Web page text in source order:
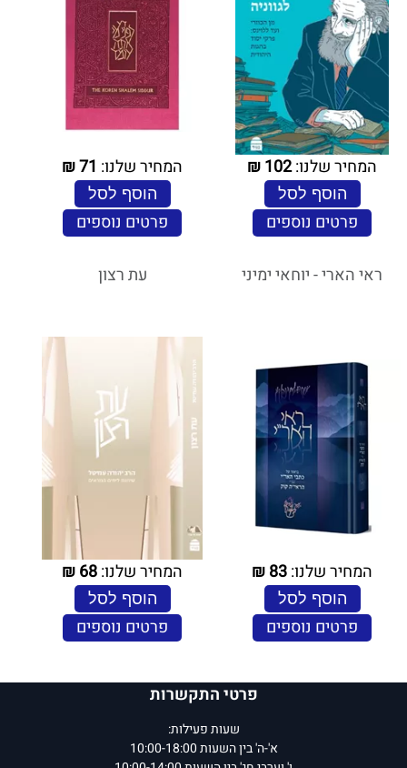
המחיר שלנו:102
₪
הוסף לסל
פרטים נוספים
המחיר שלנו: 71
₪
הוסף לסל
פרטים נוספים
ראי הארי - יוחאי ימיני
המחיר שלנו:83
₪
הוסף לסל
פרטים נוספים
עת רצון
המחיר שלנו:68
₪
הוסף לסל
פרטים נוספים
פרטי התקשרות
שעות פעילות:
א'-ה' בין השעות 10:00-18:00